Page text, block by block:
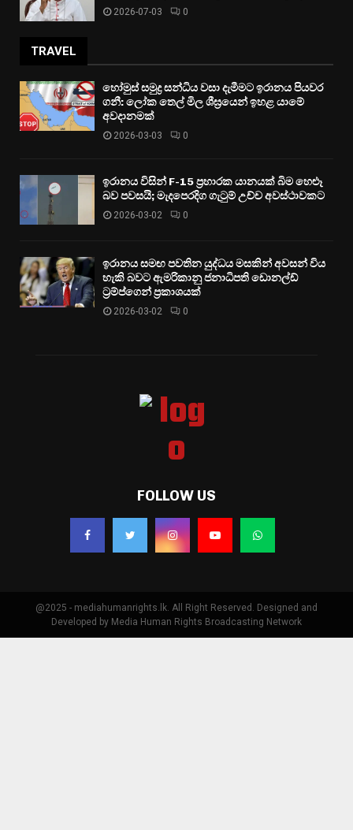
2026-07-03 0
TRAVEL
හෝමුස් සමුද්‍ර සන්ධිය වසා දැමීමට ඉරානය පියවර
ගනී: ලෝක තෙල් මිල ශීඝ්‍රයෙන් ඉහළ යාමේ
අවදානමක්
2026-03-03 0
ඉරානය විසින් F-15 ප්‍රහාරක යානයක් බිම හෙළූ
බව පවසයි; මැදපෙරදිග ගැටුම් උච්ච අවස්ථාවකට
2026-03-02 0
ඉරානය සමඟ පවතින යුද්ධය මසකින් අවසන් විය
හැකි බවට ඇමරිකානු ජනාධිපති ඩොනල්ඩ්
ට්‍රම්ප්ගෙන් ප්‍රකාශයක්
2026-03-02 0
FOLLOW US
@2025 - mediahumanrights.lk. All Right Reserved. Designed and
Developed by Media Human Rights Broadcasting Network